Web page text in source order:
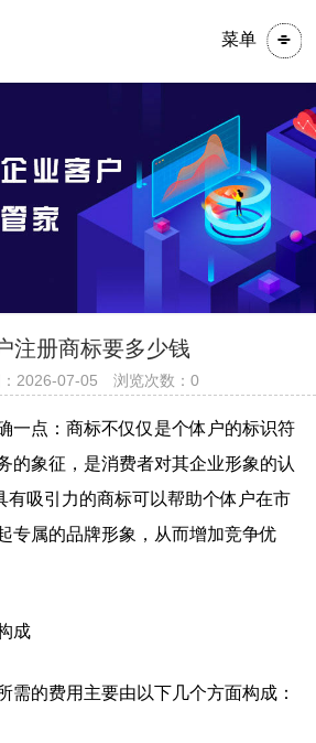
菜单
注册商标要多少钱
：2026-07-05 浏览次数：0
一点：商标不仅仅是个体户的标识符
的象征，是消费者对其企业形象的认
有吸引力的商标可以帮助个体户在市
专属的品牌形象，从而增加竞争优
成
需的费用主要由以下几个方面构成：